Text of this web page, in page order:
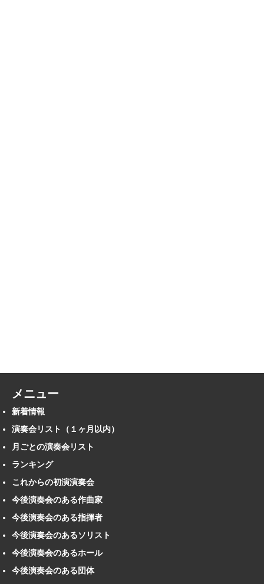
メニュー
新着情報
演奏会リスト（１ヶ月以内）
月ごとの演奏会リスト
ランキング
これからの初演演奏会
今後演奏会のある作曲家
今後演奏会のある指揮者
今後演奏会のあるソリスト
今後演奏会のあるホール
今後演奏会のある団体